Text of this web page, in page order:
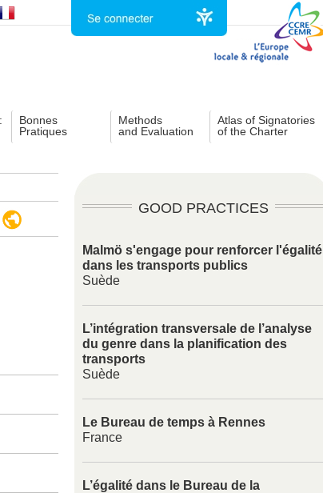
Bonnes
Pratiques
Methods
and Evaluation
Atlas of Signatories
of the Charter
GOOD PRACTICES
Malmö s'engage pour renforcer l'égalité
dans les transports publics
Suède
L’intégration transversale de l’analyse
du genre dans la planification des
transports
Suède
Le Bureau de temps à Rennes
France
L’égalité dans le Bureau de la